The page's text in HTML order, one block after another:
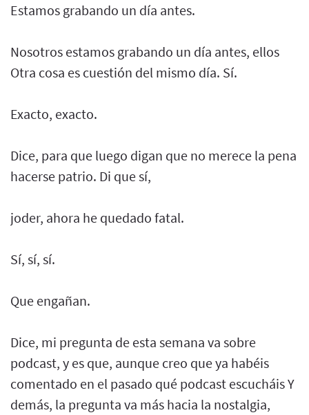
Estamos grabando un día antes.
Nosotros estamos grabando un día antes, ellos
Otra cosa es cuestión del mismo día. Sí.
Exacto, exacto.
Dice, para que luego digan que no merece la pena
hacerse patrio. Di que sí,
joder, ahora he quedado fatal.
Sí, sí, sí.
Que engañan.
Dice, mi pregunta de esta semana va sobre
podcast, y es que, aunque creo que ya habéis
comentado en el pasado qué podcast escucháis Y
demás, la pregunta va más hacia la nostalgia,